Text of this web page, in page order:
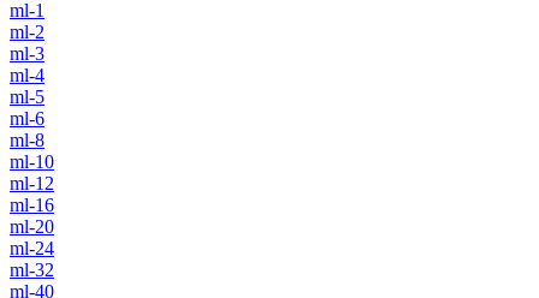
ml-1
ml-2
ml-3
ml-4
ml-5
ml-6
ml-8
ml-10
ml-12
ml-16
ml-20
ml-24
ml-32
ml-40